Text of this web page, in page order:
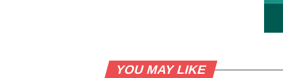
YOU MAY LIKE